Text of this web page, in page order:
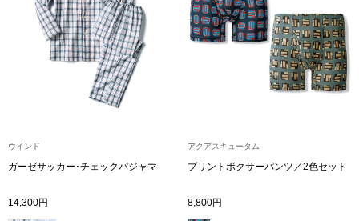
Miss Kyouko／ミスキョウコ
ランド
財布／小物
ウインド
ガーゼサッカー･チェックパジャマ
14,300円
アクアスキュータム
プリントボクサーパンツ／2色セット
8,800円